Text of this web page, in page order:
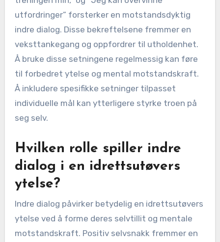
utfordringer” forsterker en motstandsdyktig
indre dialog. Disse bekreftelsene fremmer en
veksttankegang og oppfordrer til utholdenhet.
Å bruke disse setningene regelmessig kan føre
til forbedret ytelse og mental motstandskraft.
Å inkludere spesifikke setninger tilpasset
individuelle mål kan ytterligere styrke troen på
seg selv.
Hvilken rolle spiller indre
dialog i en idrettsutøvers
ytelse?
Indre dialog påvirker betydelig en idrettsutøvers
ytelse ved å forme deres selvtillit og mentale
motstandskraft. Positiv selvsnakk fremmer en